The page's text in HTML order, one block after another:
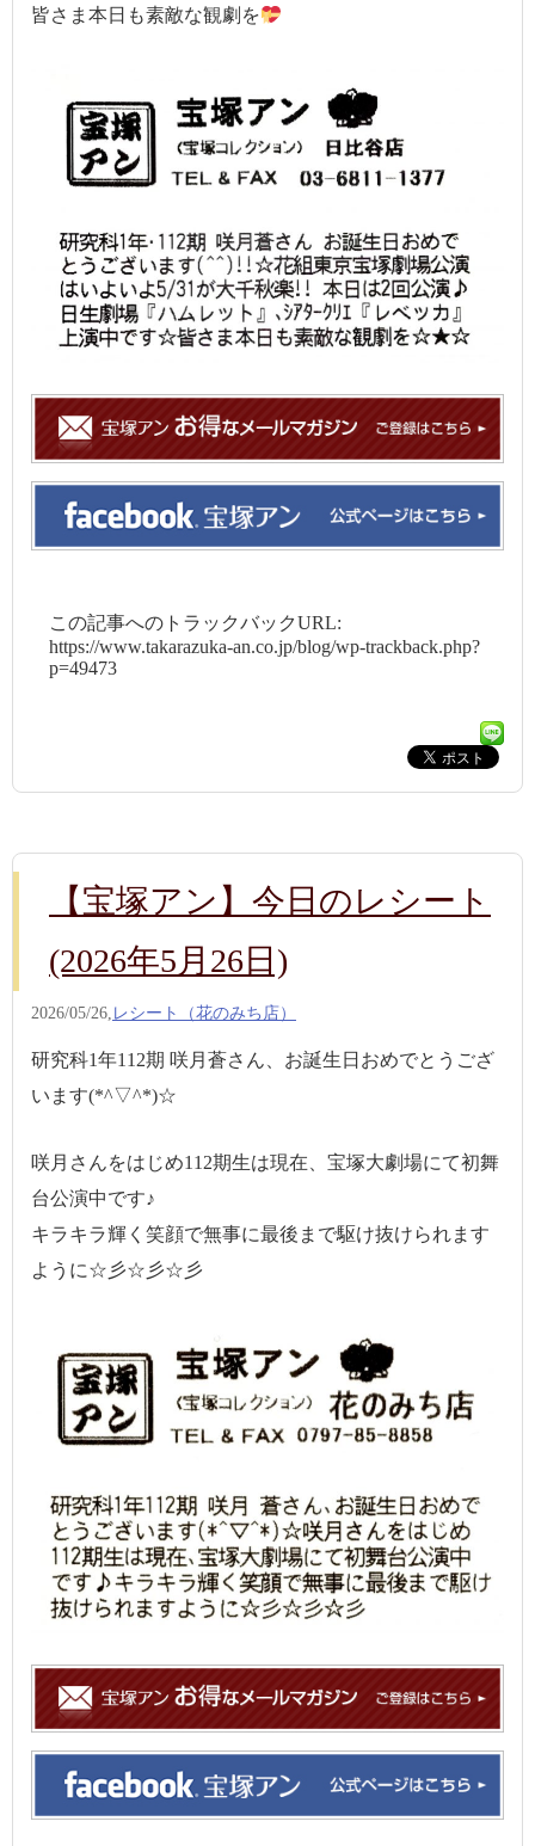
皆さま本日も素敵な観劇を
この記事へのトラックバックURL:
https://www.takarazuka-an.co.jp/blog/wp-trackback.php?
p=49473
【宝塚アン】今日のレシート
(2026年5月26日)
2026/05/26, レシート（花のみち店）
研究科1年112期 咲月蒼さん、お誕生日おめでとうござ
います(*^▽^*)☆
咲月さんをはじめ112期生は現在、宝塚大劇場にて初舞
台公演中です♪
キラキラ輝く笑顔で無事に最後まで駆け抜けられます
ように☆彡☆彡☆彡